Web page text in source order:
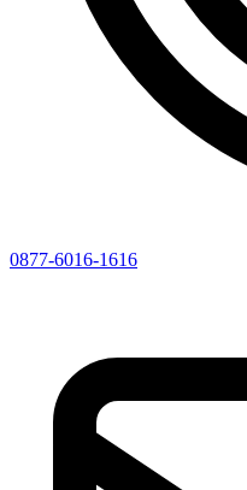
0877-6016-1616